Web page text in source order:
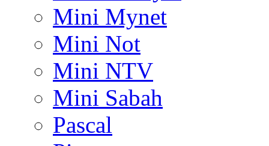
Mini Mynet
Mini Not
Mini NTV
Mini Sabah
Pascal